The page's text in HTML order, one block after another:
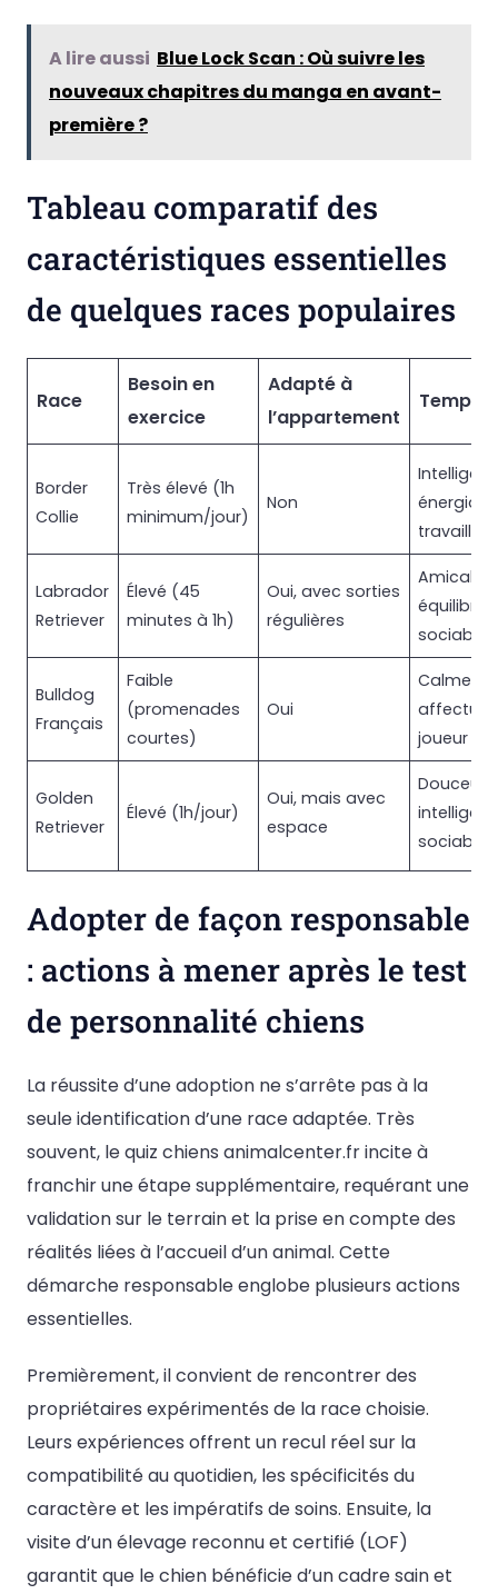
A lire aussi Blue Lock Scan : Où suivre les
nouveaux chapitres du manga en avant-
première ?
Tableau comparatif des
caractéristiques essentielles
de quelques races populaires
Race
Besoin en
exercice
Adapté à
l’appartement
Border
Collie
Très élevé (1h
minimum/jour)
Non
travailleur
Labrador
Retriever
Élevé (45
minutes à 1h)
Oui, avec sorties
régulières
Amical,
équilibré,
sociable
Bulldog
Français
Faible
(promenades
courtes)
Oui
Calme,
joueur
Golden
Retriever
Élevé (1h/jour)
Oui, mais avec
espace
Douceur,
Adopter de façon responsable
: actions à mener après le test
de personnalité chiens
La réussite d’une adoption ne s’arrête pas à la
seule identification d’une race adaptée. Très
souvent, le quiz chiens animalcenter.fr incite à
franchir une étape supplémentaire, requérant une
validation sur le terrain et la prise en compte des
réalités liées à l’accueil d’un animal. Cette
démarche responsable englobe plusieurs actions
essentielles.
Premièrement, il convient de rencontrer des
propriétaires expérimentés de la race choisie.
Leurs expériences offrent un recul réel sur la
compatibilité au quotidien, les spécificités du
caractère et les impératifs de soins. Ensuite, la
visite d’un élevage reconnu et certifié (LOF)
garantit que le chien bénéficie d’un cadre sain et